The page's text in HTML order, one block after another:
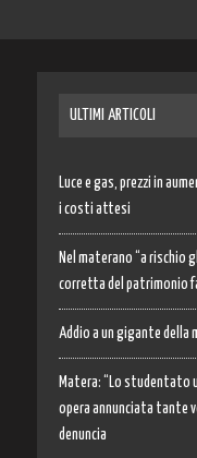
ULTIMI ARTICOLI
Luce e gas, prezzi in
i costi attesi
Nel materano “a rischio
corretta del patrimonio
Addio a un gigante della
Matera: “Lo studentato
opera annunciata tante
denuncia